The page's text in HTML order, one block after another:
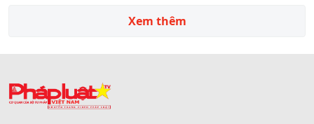
Xem thêm